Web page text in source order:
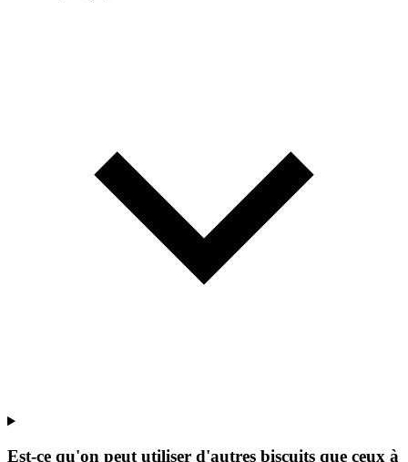
Est-ce qu'on peut utiliser d'autres biscuits que ceux à